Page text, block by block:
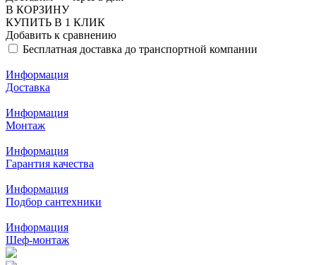
В КОРЗИНУ
КУПИТЬ В 1 КЛИК
Добавить к сравнению
Бесплатная доставка до транспортной компании
Информация
Доставка
Информация
Монтаж
Информация
Гарантия качества
Информация
Подбор сантехники
Информация
Шеф-монтаж